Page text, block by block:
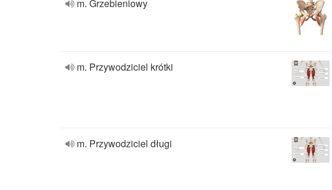
m. Grzebieniowy
m. Przywodziciel krótki
m. Przywodziciel długi